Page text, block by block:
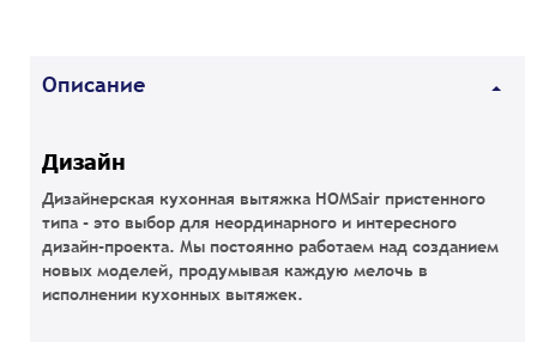
Описание
Дизайн
Дизайнерская кухонная вытяжка HOMSair пристенного
типа - это выбор для неординарного и интересного
дизайн-проекта. Мы постоянно работаем над созданием
новых моделей, продумывая каждую мелочь в
исполнении кухонных вытяжек.